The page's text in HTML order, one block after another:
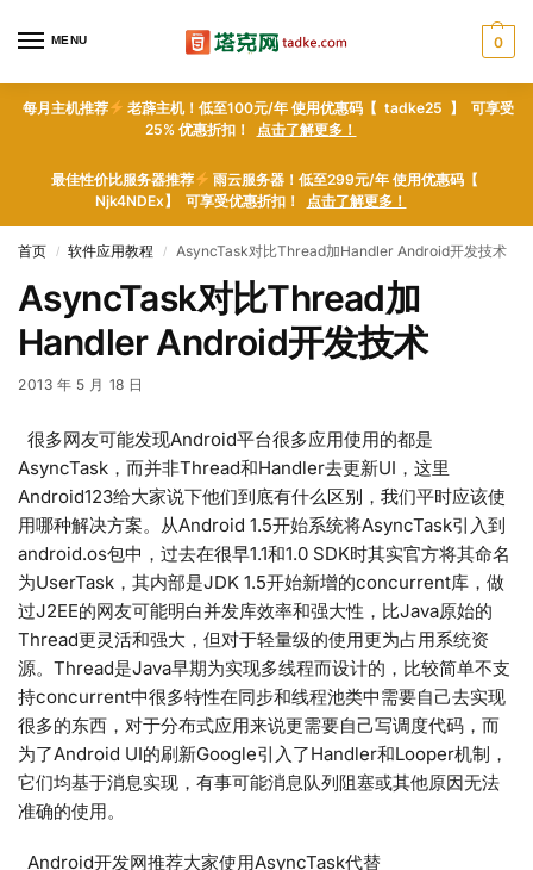
MENU 0
每月主机推荐
老薜主机！低至100元/年 使用优惠码【 tadke25 】 可享受
25% 优惠折扣！ 点击了解更多！
最佳性价比服务器推荐
雨云服务器！低至299元/年 使用优惠码【
Njk4NDEx】 可享受优惠折扣！ 点击了解更多！
首页 / 软件应用教程 / AsyncTask对比Thread加Handler Android开发技术
AsyncTask对比Thread加
Handler Android开发技术
2013 年 5 月 18 日
很多网友可能发现Android平台很多应用使用的都是
AsyncTask，而并非Thread和Handler去更新UI，这里
Android123给大家说下他们到底有什么区别，我们平时应该使
用哪种解决方案。从Android 1.5开始系统将AsyncTask引入到
android.os包中，过去在很早1.1和1.0 SDK时其实官方将其命名
为UserTask，其内部是JDK 1.5开始新增的concurrent库，做
过J2EE的网友可能明白并发库效率和强大性，比Java原始的
Thread更灵活和强大，但对于轻量级的使用更为占用系统资
源。Thread是Java早期为实现多线程而设计的，比较简单不支
持concurrent中很多特性在同步和线程池类中需要自己去实现
很多的东西，对于分布式应用来说更需要自己写调度代码，而
为了Android UI的刷新Google引入了Handler和Looper机制，
它们均基于消息实现，有事可能消息队列阻塞或其他原因无法
准确的使用。
Android开发网推荐大家使用AsyncTask代替